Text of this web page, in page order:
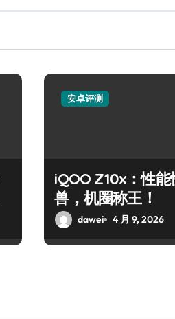
安卓评测
iQOO Z10x：性能
兽，机圈称王！
dawei 4 月 9, 2026